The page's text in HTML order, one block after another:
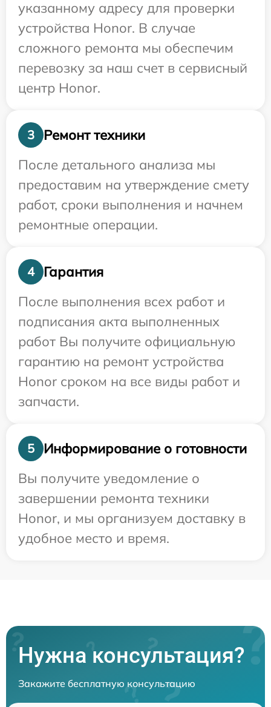
указанному адресу для проверки
устройства Honor. В случае
сложного ремонта мы обеспечим
перевозку за наш счет в сервисный
центр Honor.
3
Ремонт техники
После детального анализа мы
предоставим на утверждение смету
работ, сроки выполнения и начнем
ремонтные операции.
4
Гарантия
После выполнения всех работ и
подписания акта выполненных
работ Вы получите официальную
гарантию на ремонт устройства
Honor сроком на все виды работ и
запчасти.
5
Информирование о готовности
Вы получите уведомление о
завершении ремонта техники
Honor, и мы организуем доставку в
удобное место и время.
Нужна консультация?
Закажите бесплатную консультацию